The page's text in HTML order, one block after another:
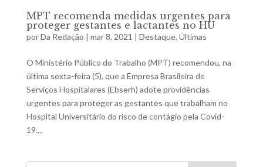
MPT recomenda medidas urgentes para
proteger gestantes e lactantes no HU
porDa Redação | mar 8, 2021 | Destaque, Últimas
O Ministério Público do Trabalho (MPT) recomendou, na
última sexta-feira (5), que a Empresa Brasileira de
Serviços Hospitalares (Ebserh) adote providências
urgentes para proteger as gestantes que trabalham no
Hospital Universitário do risco de contágio pela Covid-
19....